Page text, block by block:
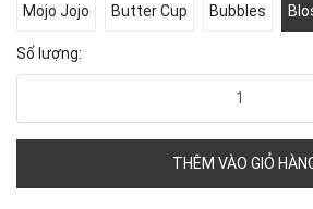
Mojo Jojo Butter Cup Bubbles
Số lượng:
THÊM VÀO GIỎ